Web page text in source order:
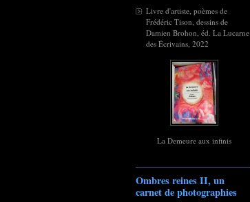
Livre d'artiste, poèmes de
Frédéric Tison, dessins de
Damien Brohon, éd. La Lucarne
des Écrivains, 2022
La Demeure aux infinis
Ombres reines II, un
carnet de photographies